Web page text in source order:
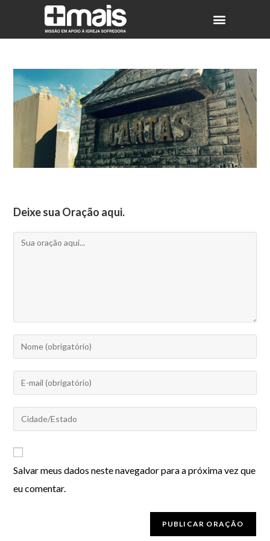
Deixe sua Oração aqui.
Salvar meus dados neste navegador para a próxima vez que
eu comentar.